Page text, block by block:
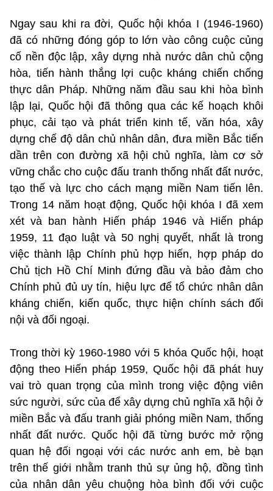
Ngay sau khi ra đời, Quốc hội khóa I (1946-1960)
đã có những đóng góp to lớn vào công cuộc củng
cố nền độc lập, xây dựng nhà nước dân chủ cộng
hòa, tiến hành thắng lợi cuộc kháng chiến chống
thực dân Pháp. Những năm đầu sau khi hòa bình
lập lại, Quốc hội đã thông qua các kế hoạch khôi
phục, cải tạo và phát triển kinh tế, văn hóa, xây
dựng chế độ dân chủ nhân dân, đưa miền Bắc tiến
dần trên con đường xã hội chủ nghĩa, làm cơ sở
vững chắc cho cuộc đấu tranh thống nhất đất nước,
tạo thế và lực cho cách mạng miền Nam tiến lên.
Trong 14 năm hoạt động, Quốc hội khóa I đã xem
xét và ban hành Hiến pháp 1946 và Hiến pháp
1959, 11 đạo luật và 50 nghị quyết, nhất là trong
việc thành lập Chính phủ hợp hiến, hợp pháp do
Chủ tịch Hồ Chí Minh đứng đầu và bảo đảm cho
Chính phủ đủ uy tín, hiệu lực để tổ chức nhân dân
kháng chiến, kiến quốc, thực hiện chính sách đối
nội và đối ngoại.
Trong thời kỳ 1960-1980 với 5 khóa Quốc hội, hoạt
động theo Hiến pháp 1959, Quốc hội đã phát huy
vai trò quan trọng của mình trong việc động viên
sức người, sức của để xây dựng chủ nghĩa xã hội ở
miền Bắc và đấu tranh giải phóng miền Nam, thống
nhất đất nước. Quốc hội đã từng bước mở rộng
quan hệ đối ngoại với các nước anh em, bè bạn
trên thế giới nhằm tranh thủ sự ủng hộ, đồng tình
của nhân dân yêu chuộng hòa bình đối với cuộc